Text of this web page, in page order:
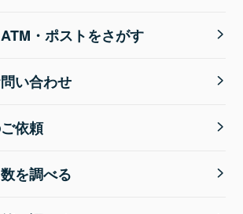
・ポストをさがす
い合わせ
依頼
を調べる